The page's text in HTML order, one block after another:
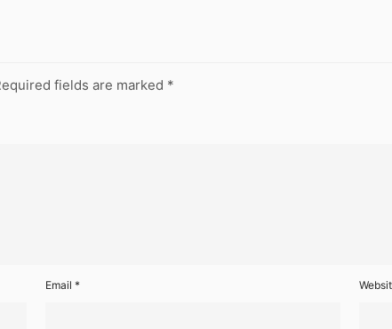
fields are marked *
Email *